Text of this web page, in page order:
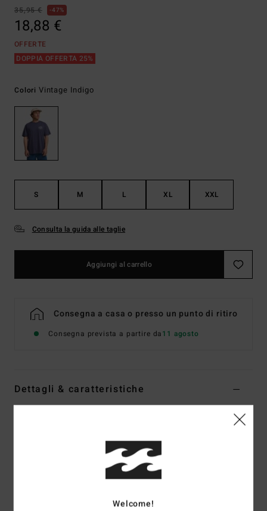
35,95 € 47%
18,88 €
OFFERTE
DOPPIA OFFERTA 25%
Colori Vintage Indigo
S M L XL XXL
Consulta la guida alle taglie
Aggiungi al carrello
Consegna a casa o presso un punto di ritiro
Consegna prevista a partire da11 agosto
Dettagli & caratteristiche
Welcome!